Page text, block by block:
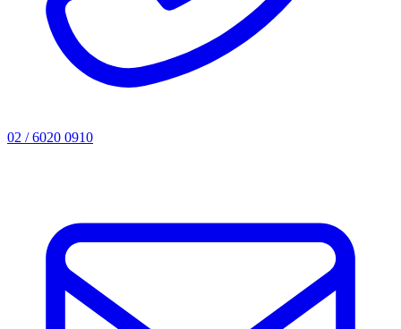
02 / 6020 0910